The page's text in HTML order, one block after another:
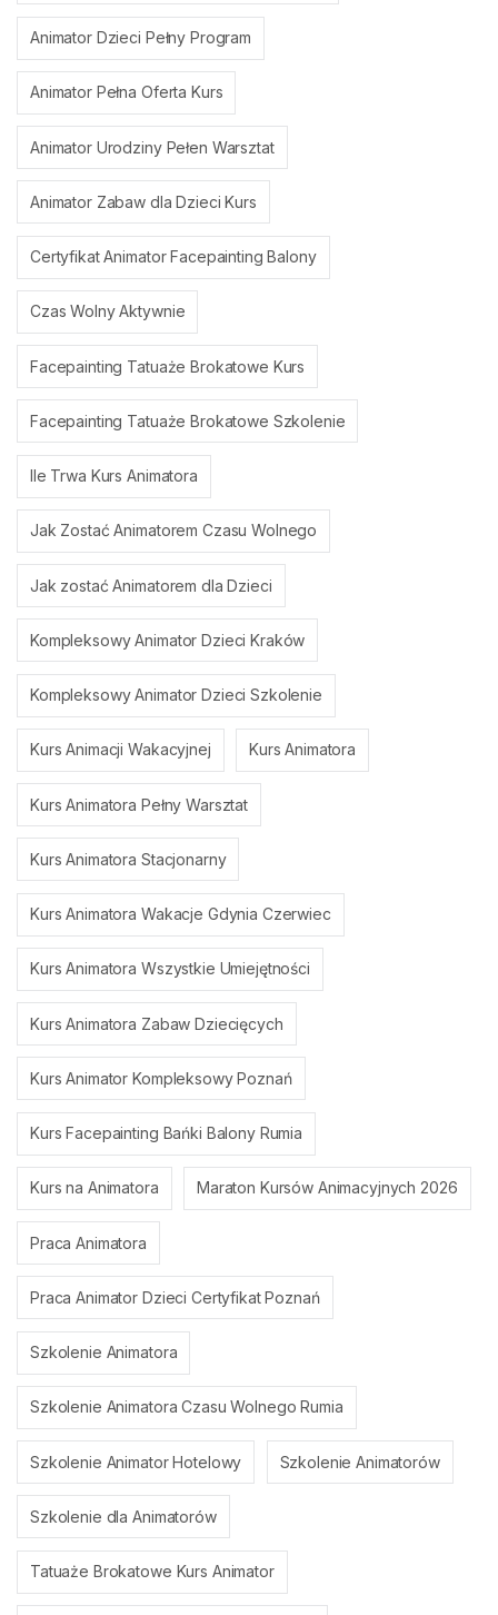
Animator Dzieci Pełny Program
Animator Pełna Oferta Kurs
Animator Urodziny Pełen Warsztat
Animator Zabaw dla Dzieci Kurs
Certyfikat Animator Facepainting Balony
Czas Wolny Aktywnie
Facepainting Tatuaże Brokatowe Kurs
Facepainting Tatuaże Brokatowe Szkolenie
Ile Trwa Kurs Animatora
Jak Zostać Animatorem Czasu Wolnego
Jak zostać Animatorem dla Dzieci
Kompleksowy Animator Dzieci Kraków
Kompleksowy Animator Dzieci Szkolenie
Kurs Animacji Wakacyjnej Kurs Animatora
Kurs Animatora Pełny Warsztat
Kurs Animatora Stacjonarny
Kurs Animatora Wakacje Gdynia Czerwiec
Kurs Animatora Wszystkie Umiejętności
Kurs Animatora Zabaw Dziecięcych
Kurs Animator Kompleksowy Poznań
Kurs Facepainting Bańki Balony Rumia
Kurs na Animatora Maraton Kursów Animacyjnych 2026
Praca Animatora
Praca Animator Dzieci Certyfikat Poznań
Szkolenie Animatora
Szkolenie Animatora Czasu Wolnego Rumia
Szkolenie Animator Hotelowy Szkolenie Animatorów
Szkolenie dla Animatorów
Tatuaże Brokatowe Kurs Animator